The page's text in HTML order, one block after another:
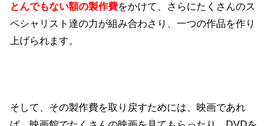
とんでもない額の製作費をかけて、さらにたくさんのス
ペシャリスト達の力が組み合わさり、一つの作品を作り
上げられます。
そして、その製作費を取り戻すためには、映画であれ